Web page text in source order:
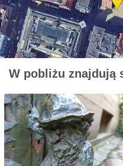
W pobliżu znajdują